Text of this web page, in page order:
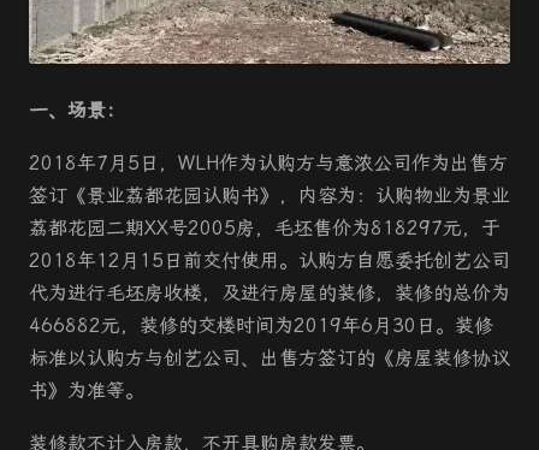
一、场景：
2018年7月5日，WLH作为认购方与意浓公司作为出售方
签订《景业荔都花园认购书》，内容为：认购物业为景业
荔都花园二期XX号2005房，毛坯售价为818297元，于
2018年12月15日前交付使用。认购方自愿委托创艺公司
代为进行毛坯房收楼，及进行房屋的装修，装修的总价为
466882元，装修的交楼时间为2019年6月30日。装修
标准以认购方与创艺公司、出售方签订的《房屋装修协议
书》为准等。
装修款不计入房款，不开具购房款发票。